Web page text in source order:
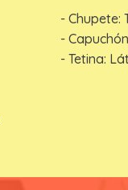
- Chupete:
-
- Tetina: